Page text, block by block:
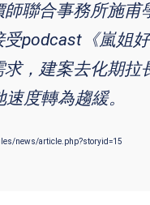
聯合事務所施甫
podcast《嵐姐
，建案去化期拉
度轉為趨緩。
news/article.php?storyid=15